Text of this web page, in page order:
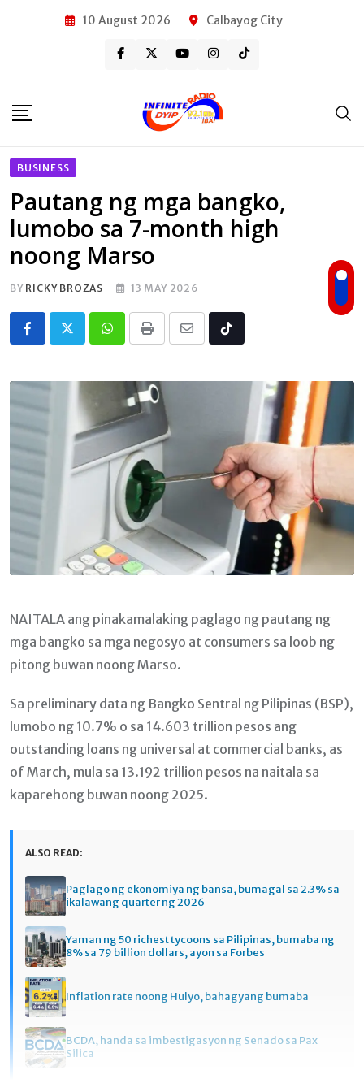
10 August 2026 Calbayog City
BUSINESS
Pautang ng mga bangko,
lumobo sa 7-month high
noong Marso
BY RICKY BROZAS 13 MAY 2026
Whatsapp
Print
Share
Email
Tiktok
NAITALA ang pinakamalaking paglago ng pautang ng
mga bangko sa mga negosyo at consumers sa loob ng
pitong buwan noong Marso.
Sa preliminary data ng Bangko Sentral ng Pilipinas (BSP),
lumobo ng 10.7% o sa 14.603 trillion pesos ang
outstanding loans ng universal at commercial banks, as
of March, mula sa 13.192 trillion pesos na naitala sa
kaparehong buwan noong 2025.
ALSO READ:
Paglago ng ekonomiya ng bansa, bumagal sa 2.3% sa
ikalawang quarter ng 2026
Yaman ng 50 richest tycoons sa Pilipinas, bumaba ng
8% sa 79 billion dollars, ayon sa Forbes
Inflation rate noong Hulyo, bahagyang bumaba
BCDA, handa sa imbestigasyon ng Senado sa Pax
Silica